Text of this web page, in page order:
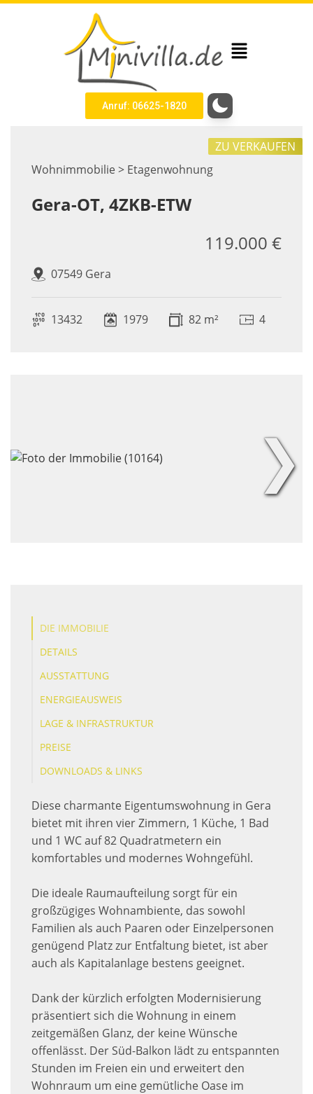
Anruf: 06625-1820
Wohnimmobilie > Etagenwohnung
ZU VERKAUFEN
Gera-OT, 4ZKB-ETW
07549 Gera
119.000 €
13432 1979 82 m² 4
❯
DIE IMMOBILIE
DETAILS
AUSSTATTUNG
ENERGIEAUSWEIS
LAGE & INFRASTRUKTUR
PREISE
DOWNLOADS & LINKS
Diese charmante Eigentumswohnung in Gera
bietet mit ihren vier Zimmern, 1 Küche, 1 Bad
und 1 WC auf 82 Quadratmetern ein
komfortables und modernes Wohngefühl.
Die ideale Raumaufteilung sorgt für ein
großzügiges Wohnambiente, das sowohl
Familien als auch Paaren oder Einzelpersonen
genügend Platz zur Entfaltung bietet, ist aber
auch als Kapitalanlage bestens geeignet.
Dank der kürzlich erfolgten Modernisierung
präsentiert sich die Wohnung in einem
zeitgemäßen Glanz, der keine Wünsche
offenlässt. Der Süd-Balkon lädt zu entspannten
Stunden im Freien ein und erweitert den
Wohnraum um eine gemütliche Oase im